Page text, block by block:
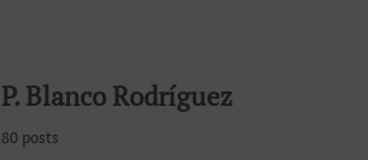
P. Blanco Rodríguez
80 posts